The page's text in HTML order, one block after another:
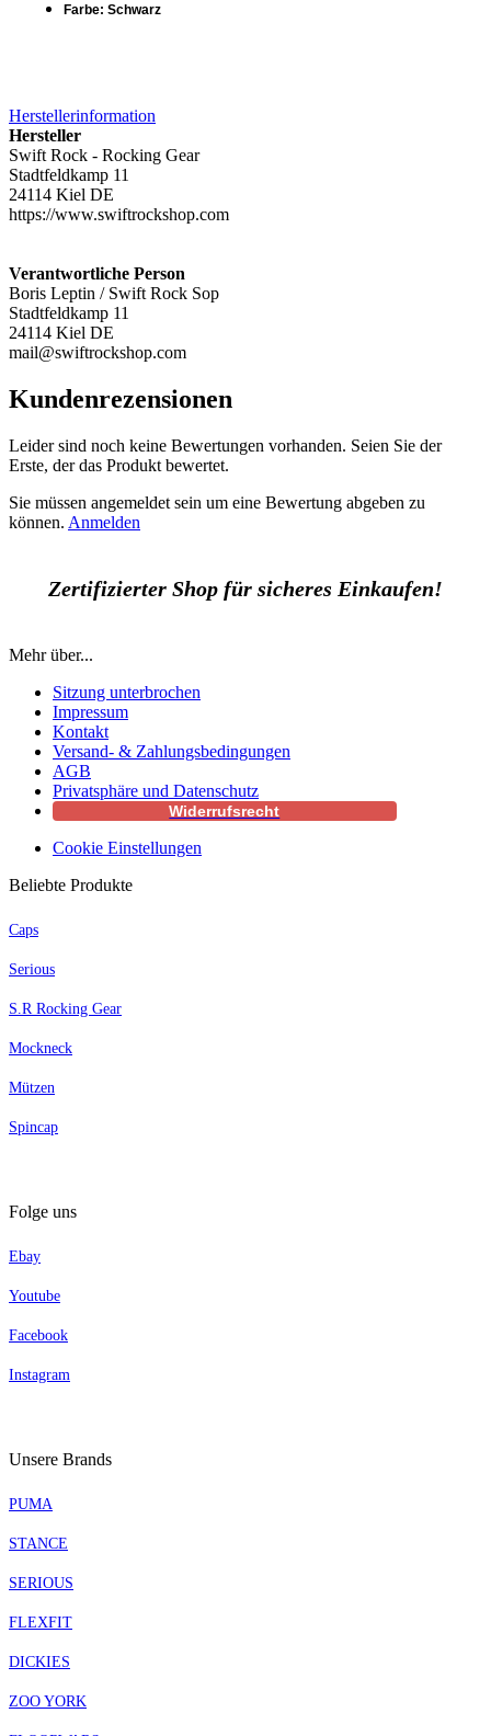
Farbe: Schwarz
Herstellerinformation
Hersteller
Swift Rock - Rocking Gear
Stadtfeldkamp 11
24114 Kiel DE
https://www.swiftrockshop.com
Verantwortliche Person
Boris Leptin / Swift Rock Sop
Stadtfeldkamp 11
24114 Kiel DE
mail@swiftrockshop.com
Kundenrezensionen
Leider sind noch keine Bewertungen vorhanden. Seien Sie der
Erste, der das Produkt bewertet.
Sie müssen angemeldet sein um eine Bewertung abgeben zu
können. Anmelden
Zertifizierter Shop für sicheres Einkaufen!
Mehr über...
Sitzung unterbrochen
Impressum
Kontakt
Versand- & Zahlungsbedingungen
AGB
Privatsphäre und Datenschutz
Widerrufsrecht
Cookie Einstellungen
Beliebte Produkte
Caps
Serious
S.R Rocking Gear
Mockneck
Mützen
Spincap
Folge uns
Ebay
Youtube
Facebook
Instagram
Unsere Brands
PUMA
STANCE
SERIOUS
FLEXFIT
DICKIES
ZOO YORK